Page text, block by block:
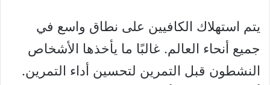
يتم استهلاك الكافيين على نطاق واسع في
جميع أنحاء العالم. غالبًا ما يأخذها الأشخاص
النشطون قبل التمرين لتحسين أداء التمرين.